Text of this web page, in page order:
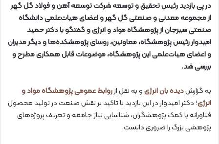
در پی بازدید رئیس تحقیق و توسعه شرکت توسعه آهن و فولاد گل گهر
از مجموعه معدنی و صنعتی گل گهر و اعضای هیات‌علمی دانشگاه
صنعتی سیرجان از پژوهشگاه مواد و انرژی و گفتگو با دکتر حمید
امیدوار رئیس پژوهشگاه، معاونین، روسای پژوهشکده‌ها و دیگر مدیران
و اعضای هیات‌علمی این پژوهشگاه، موضوعات قابل همکاری مطرح و
بررسی شد.
به گزارشدیده بان انرژیو به نقل ازروابط عمومی پژوهشگاه مواد و
انرژی؛ دکتر امیدوار در این بازدید با تاکید بر نقش صنعت در تولید محصول
فناورانه با کمک پژوهشگران، شناسایی نیاز جامعه و تعریف پروژه‌های
پژوهشی بزرگ را ضروری دانست.